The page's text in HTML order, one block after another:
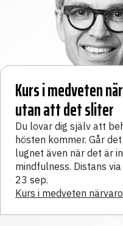
Kurs i medveten
utan att det sliter
Du lovar dig själv att
hösten kommer. Går
lugnet även när det är
mindfulness. Distans
23 sep.
Kurs i medveten närvaro